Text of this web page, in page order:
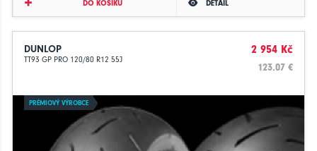
DO KOŠÍKU DETAIL
DUNLOP
TT93 GP PRO 120/80 R12 55J
2 954 Kč
123.07 €
PRÉMIOVÝ VÝROBCE